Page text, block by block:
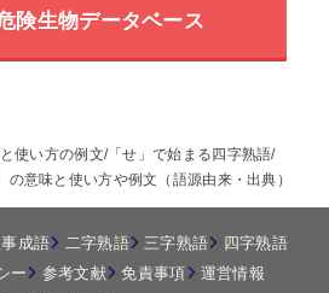
険生物データベース
使い方の例文 「せ」で始まる四字熟語
の意味と使い方や例文（語源由来・出典）
成語 二字熟語 三字熟語
四字熟語
ー
参考文献 免責事項
運営情報